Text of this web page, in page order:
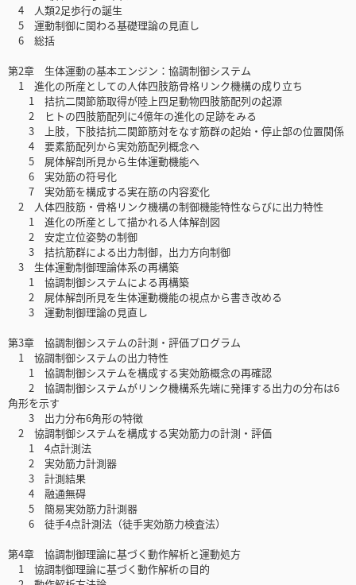
4 人類2足歩行の誕生
5 運動制御に関わる基礎理論の見直し
6 総括
第2章 生体運動の基本エンジン：協調制御システム
1 進化の所産としての人体四肢筋骨格リンク機構の成り立ち
1 拮抗二関節筋取得が陸上四足動物四肢筋配列の起源
2 ヒトの四肢筋配列に4億年の進化の足跡をみる
3 上肢，下肢拮抗二関節筋対をなす筋群の起始・停止部の位置関係
4 要素筋配列から実効筋配列概念へ
5 屍体解剖所見から生体運動機能へ
6 実効筋の符号化
7 実効筋を構成する実在筋の内容変化
2 人体四肢筋・骨格リンク機構の制御機能特性ならびに出力特性
1 進化の所産として描かれる人体解剖図
2 安定立位姿勢の制御
3 拮抗筋群による出力制御，出力方向制御
3 生体運動制御理論体系の再構築
1 協調制御システムによる再構築
2 屍体解剖所見を生体運動機能の視点から書き改める
3 運動制御理論の見直し
第3章 協調制御システムの計測・評価プログラム
1 協調制御システムの出力特性
1 協調制御システムを構成する実効筋概念の再確認
2 協調制御システムがリンク機構系先端に発揮する出力の分布は6
角形を示す
3 出力分布6角形の特徴
2 協調制御システムを構成する実効筋力の計測・評価
1 4点計測法
2 実効筋力計測器
3 計測結果
4 融通無碍
5 簡易実効筋力計測器
6 徒手4点計測法（徒手実効筋力検査法）
第4章 協調制御理論に基づく動作解析と運動処方
1 協調制御理論に基づく動作解析の目的